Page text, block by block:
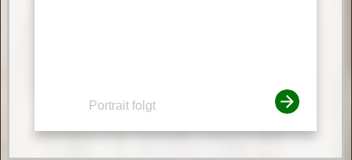
Portrait folgt